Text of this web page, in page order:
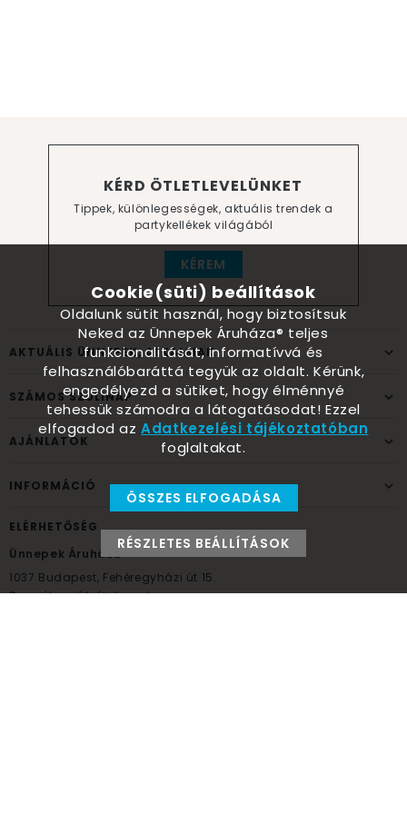
KÉRD ÖTLETLEVELÜNKET
Tippek, különlegességek, aktuális trendek a
partykellékek világából
KÉREM
AKTUÁLIS ÜNNEPEK, ALKALMAK
SZÁMOS SZÜLINAP
AJÁNLATOK
INFORMÁCIÓ
ELÉRHETŐSÉG
Ünnepek Áruháza
1037 Budapest, Fehéregyházi út 15.
Személyes átvételi pont
Cookie(süti) beállítások
Oldalunk sütit használ, hogy biztosítsuk
Neked az Ünnepek Áruháza® teljes
funkcionalitását, informatívvá és
felhasználóbaráttá tegyük az oldalt. Kérünk,
engedélyezd a sütiket, hogy élménnyé
tehessük számodra a látogatásodat! Ezzel
elfogadod azAdatkezelési tájékoztatóban
foglaltakat.
ÖSSZES ELFOGADÁSA
RÉSZLETES BEÁLLÍTÁSOK